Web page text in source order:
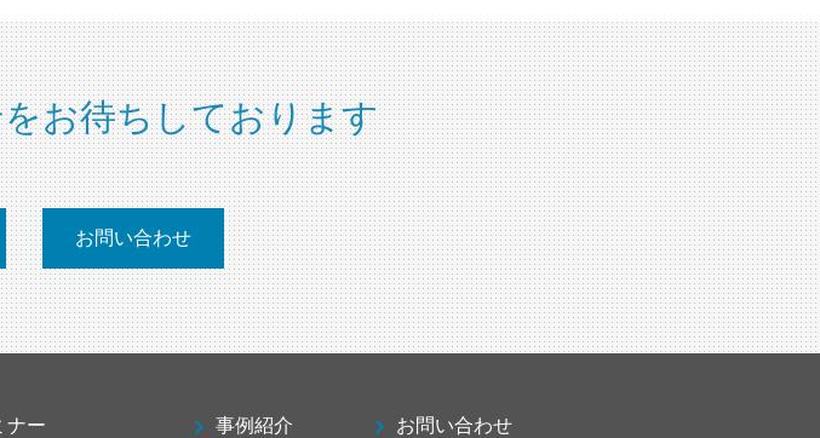
お待ちしております
お問い合わせ
ナー 事例紹介
お問い合わせ